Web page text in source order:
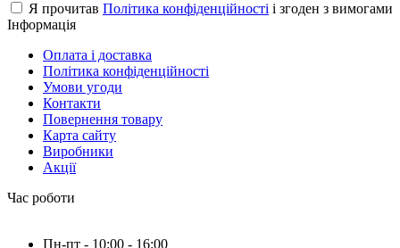
Я прочитав Політика конфіденційності і згоден з вимогами
Інформація
Оплата і доставка
Політика конфіденційності
Умови угоди
Контакти
Повернення товару
Карта сайту
Виробники
Акції
Час роботи
Пн-пт - 10:00 - 16:00